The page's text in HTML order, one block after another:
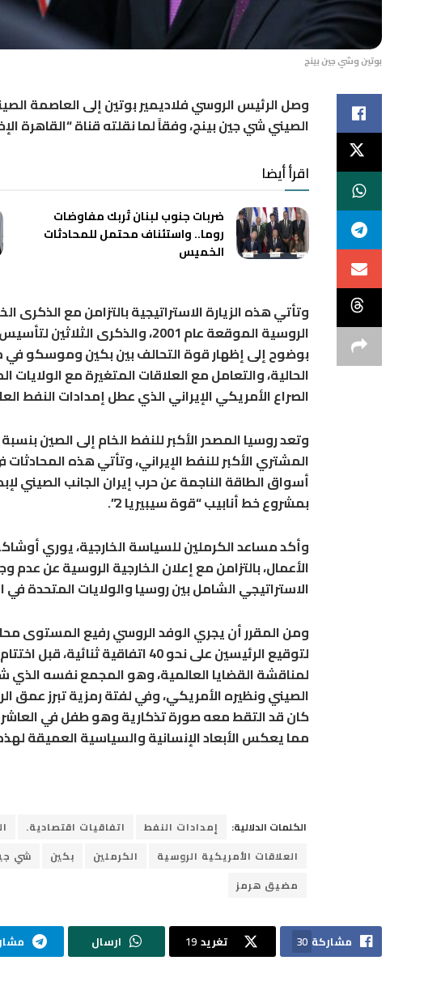
بوتين وشي جين بينج
وصل الرئيس الروسي فلاديمير بوتين إلى العاصمة
الصيني شي جين بينج، وفقاً لما نقلته قناة “القاهرة
اقرأ أيضا
ضربات جنوب لبنان تُربك مفاوضات
روما.. واستئناف محتمل للمحادثات
الخميس
وتأتي هذه الزيارة الاستراتيجية بالتزامن مع
الروسية الموقعة عام 2001،
بوضوح إلى إظهار قوة التحالف بين بكين وموسكو في
الحالية، والتعامل مع العلاقات المتغيرة مع
الصراع الأمريكي الإيراني الذي عطل إمدادات النفط
المشتري الأكبر للنفط الإيراني، وتأتي هذه
أسواق الطاقة الناجمة عن حرب إيران الجانب الصيني
بمشروع خط أنابيب “قوة سيبيريا 2”.
وأكد مساعد الكرملين للسياسة الخارجية، يوري
الأعمال، بالتزامن مع إعلان الخارجية الروسية عن
الاستراتيجي الشامل بين روسيا والولايات المتحدة في
ومن المقرر أن يجري الوفد الروسي رفيع المستوى
لتوقيع الرئيسين على نحو 40
لمناقشة القضايا العالمية، وهو المجمع نفسه الذي
الصيني ونظيره الأمريكي، وفي لفتة رمزية تبرز عمق
مما يعكس الأبعاد الإنسانية والسياسية العميقة لهذه
الكلمات الدلالية: إمدادات النفط اتفاقيات اقتصادية.
العلاقات الأمريكية الروسية
الكرملين بكين شي
مضيق هرمز
مشاركة 30 تغريد 19 ارسال